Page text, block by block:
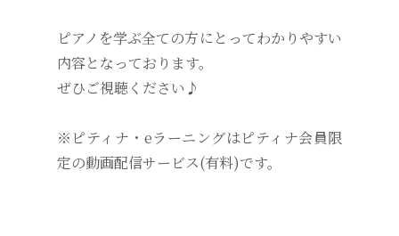
ピアノを学ぶ全ての方にとってわかりやすい
内容となっております。
ぜひご視聴ください♪
※ピティナ・eラーニングはピティナ会員限
定の動画配信サービス(有料)です。